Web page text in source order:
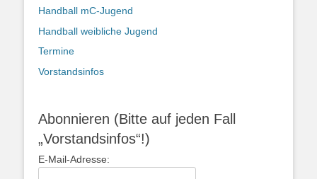
Handball mC-Jugend
Handball weibliche Jugend
Termine
Vorstandsinfos
Abonnieren (Bitte auf jeden Fall
„Vorstandsinfos“!)
E-Mail-Adresse: